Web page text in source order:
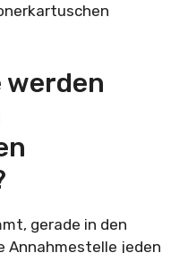
werden
gerade in den
Annahmestelle jeden